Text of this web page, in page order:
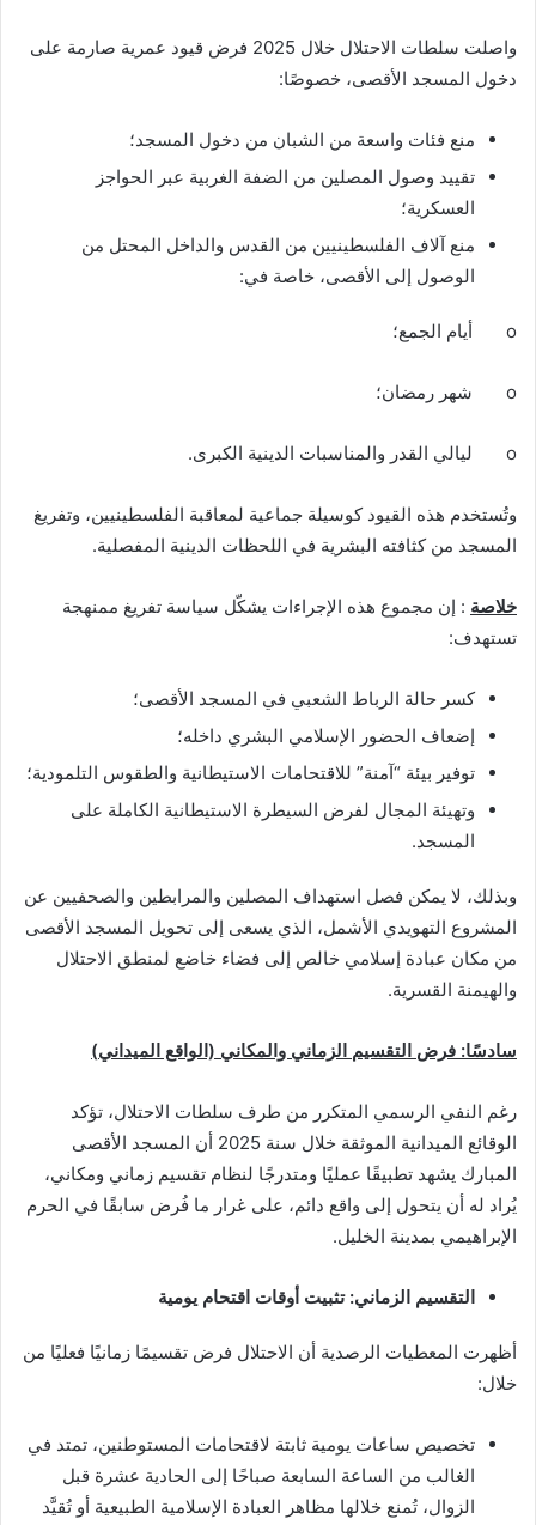
واصلت سلطات الاحتلال خلال 2025 فرض قيود عمرية صارمة على
دخول المسجد الأقصى، خصوصًا:
منع فئات واسعة من الشبان من دخول المسجد؛
تقييد وصول المصلين من الضفة الغربية عبر الحواجز
العسكرية؛
منع آلاف الفلسطينيين من القدس والداخل المحتل من
الوصول إلى الأقصى، خاصة في:
o أيام الجمع؛
o شهر رمضان؛
o ليالي القدر والمناسبات الدينية الكبرى.
وتُستخدم هذه القيود كوسيلة جماعية لمعاقبة الفلسطينيين، وتفريغ
المسجد من كثافته البشرية في اللحظات الدينية المفصلية.
خلاصة : إن مجموع هذه الإجراءات يشكّل سياسة تفريغ ممنهجة
تستهدف:
كسر حالة الرباط الشعبي في المسجد الأقصى؛
إضعاف الحضور الإسلامي البشري داخله؛
توفير بيئة “آمنة” للاقتحامات الاستيطانية والطقوس التلمودية؛
وتهيئة المجال لفرض السيطرة الاستيطانية الكاملة على
المسجد.
وبذلك، لا يمكن فصل استهداف المصلين والمرابطين والصحفيين عن
المشروع التهويدي الأشمل، الذي يسعى إلى تحويل المسجد الأقصى
من مكان عبادة إسلامي خالص إلى فضاء خاضع لمنطق الاحتلال
والهيمنة القسرية.
سادسًا: فرض التقسيم الزماني والمكاني (الواقع الميداني)
رغم النفي الرسمي المتكرر من طرف سلطات الاحتلال، تؤكد
الوقائع الميدانية الموثقة خلال سنة 2025 أن المسجد الأقصى
المبارك يشهد تطبيقًا عمليًا ومتدرجًا لنظام تقسيم زماني ومكاني،
يُراد له أن يتحول إلى واقع دائم، على غرار ما فُرض سابقًا في الحرم
الإبراهيمي بمدينة الخليل.
التقسيم الزماني: تثبيت أوقات اقتحام يومية
أظهرت المعطيات الرصدية أن الاحتلال فرض تقسيمًا زمانيًا فعليًا من
خلال:
تخصيص ساعات يومية ثابتة لاقتحامات المستوطنين، تمتد في
الغالب من الساعة السابعة صباحًا إلى الحادية عشرة قبل
الزوال، تُمنع خلالها مظاهر العبادة الإسلامية الطبيعية أو تُقيَّد